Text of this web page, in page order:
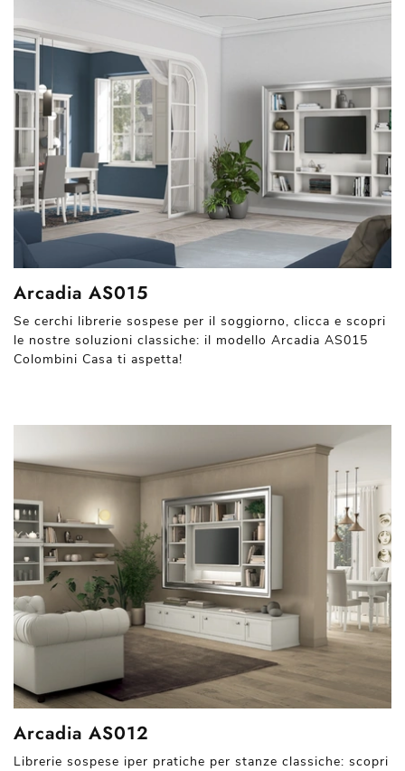
Arcadia AS015
Se cerchi librerie sospese per il soggiorno, clicca e scopri
le nostre soluzioni classiche: il modello Arcadia AS015
Colombini Casa ti aspetta!
Arcadia AS012
Librerie sospese iper pratiche per stanze classiche: scopri